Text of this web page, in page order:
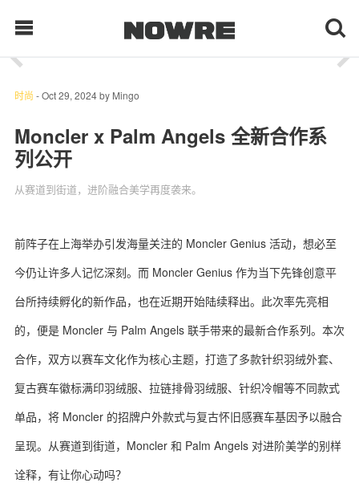
时 尚
球 鞋
生 活
关于我们 联系我们
/ 3
时尚 -Oct 29, 2024by Mingo
Moncler x Palm Angels 全新合作系
列公开
从赛道到街道，进阶融合美学再度袭来。
前阵子在上海举办引发海量关注的 Moncler Genius 活动，想必至
今仍让许多人记忆深刻。而 Moncler Genius 作为当下先锋创意平
台所持续孵化的新作品，也在近期开始陆续释出。此次率先亮相
的，便是 Moncler 与 Palm Angels 联手带来的最新合作系列。本次
合作，双方以赛车文化作为核心主题，打造了多款针织羽绒外套、
复古赛车徽标满印羽绒服、拉链排骨羽绒服、针织冷帽等不同款式
单品，将 Moncler 的招牌户外款式与复古怀旧感赛车基因予以融合
呈现。从赛道到街道，Moncler 和 Palm Angels 对进阶美学的别样
诠释，有让你心动吗？